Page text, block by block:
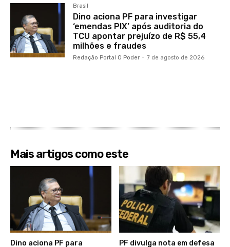
Brasil
Dino aciona PF para investigar
‘emendas PIX’ após auditoria do
TCU apontar prejuízo de R$ 55,4
milhões e fraudes
Redação Portal O Poder - 7 de agosto de 2026
Mais artigos como este
Dino aciona PF para
PF divulga nota em defesa